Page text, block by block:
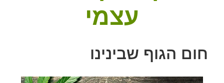
עצמי
חום הגוף שבינינו